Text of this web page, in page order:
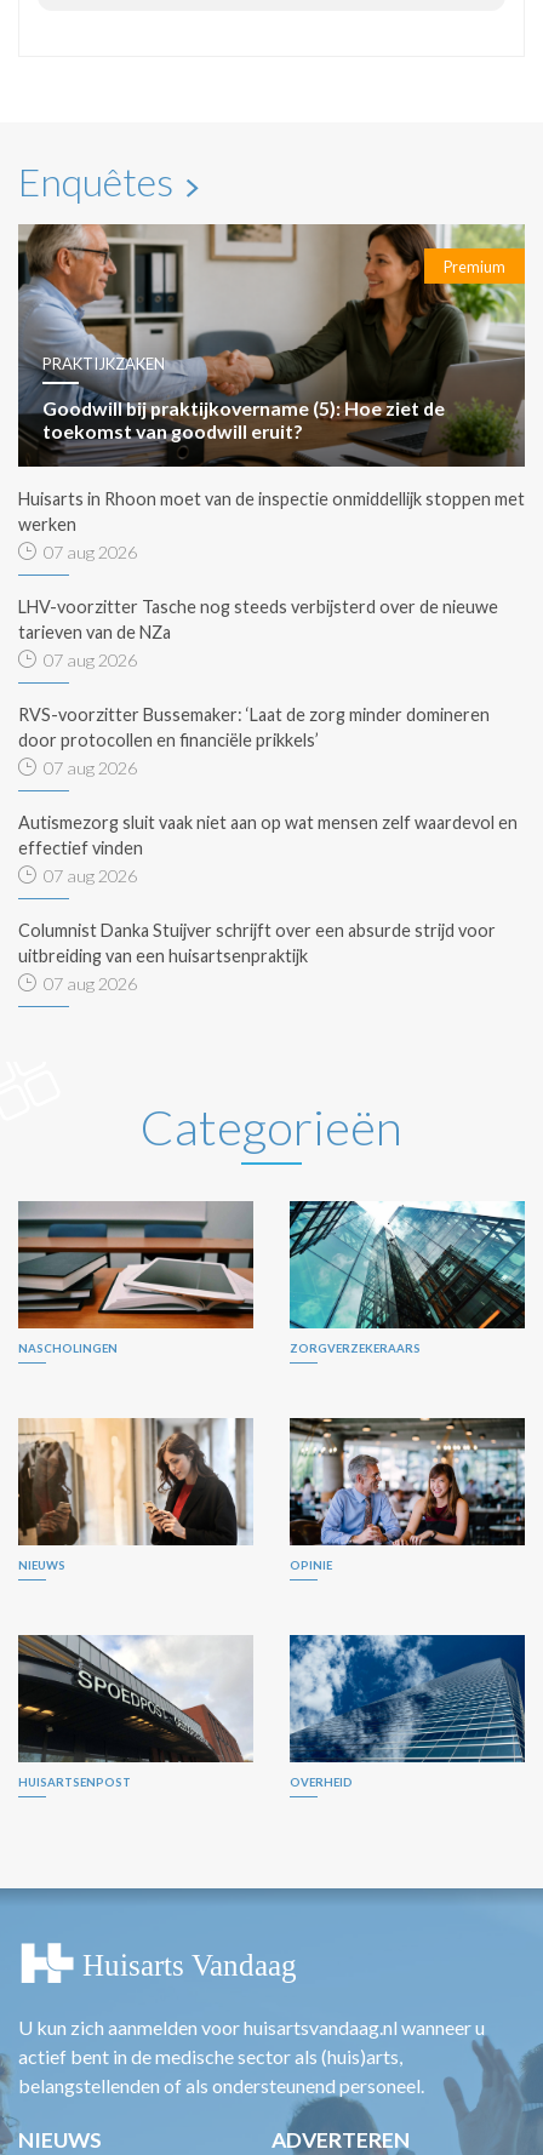
Enquêtes
Premium
PRAKTIJKZAKEN
Goodwill bij praktijkovername (5): Hoe ziet de
toekomst van goodwill eruit?
Huisarts in Rhoon moet van de inspectie onmiddellijk stoppen met
werken
07 aug 2026
LHV-voorzitter Tasche nog steeds verbijsterd over de nieuwe
tarieven van de NZa
07 aug 2026
RVS-voorzitter Bussemaker: ‘Laat de zorg minder domineren
door protocollen en financiële prikkels’
07 aug 2026
Autismezorg sluit vaak niet aan op wat mensen zelf waardevol en
effectief vinden
07 aug 2026
Columnist Danka Stuijver schrijft over een absurde strijd voor
uitbreiding van een huisartsenpraktijk
07 aug 2026
Categorieën
NASCHOLINGEN ZORGVERZEKERAARS
NIEUWS OPINIE
HUISARTSENPOST OVERHEID
U kun zich aanmelden voor huisartsvandaag.nl wanneer u
actief bent in de medische sector als (huis)arts,
belangstellenden of als ondersteunend personeel.
NIEUWS ADVERTEREN